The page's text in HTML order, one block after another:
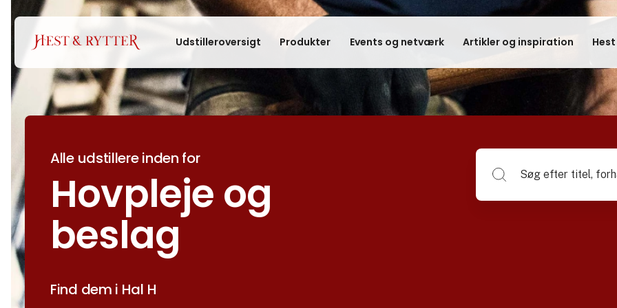
Udstilleroversigt Produkter Events og netværk Artikler og inspiration
Alle udstillere inden for
Hovpleje og
beslag
Find dem i Hal H
Søg efter titel,